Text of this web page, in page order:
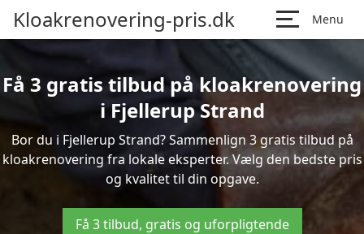
Kloakrenovering-pris.dk Menu
Få 3 gratis tilbud på kloakrenovering
i Fjellerup Strand
Bor du i Fjellerup Strand? Sammenlign 3 gratis tilbud på
kloakrenovering fra lokale eksperter. Vælg den bedste pris
og kvalitet til din opgave.
Få 3 tilbud, gratis og uforpligtende